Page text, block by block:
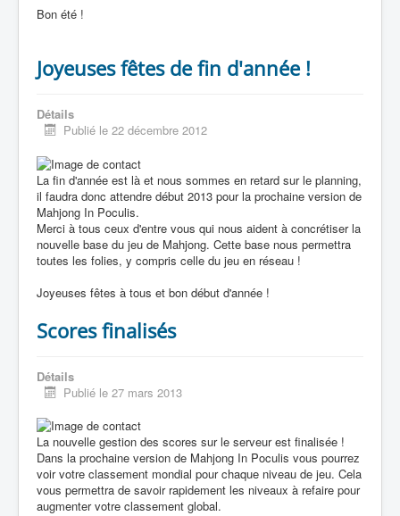
Bon été !
Joyeuses fêtes de fin d'année !
Détails
Publié le 22 décembre 2012
La fin d'année est là et nous sommes en retard sur le planning,
il faudra donc attendre début 2013 pour la prochaine version de
Mahjong In Poculis.
Merci à tous ceux d'entre vous qui nous aident à concrétiser la
nouvelle base du jeu de Mahjong. Cette base nous permettra
toutes les folies, y compris celle du jeu en réseau !
Joyeuses fêtes à tous et bon début d'année !
Scores finalisés
Détails
Publié le 27 mars 2013
La nouvelle gestion des scores sur le serveur est finalisée !
Dans la prochaine version de Mahjong In Poculis vous pourrez
voir votre classement mondial pour chaque niveau de jeu. Cela
vous permettra de savoir rapidement les niveaux à refaire pour
augmenter votre classement global.